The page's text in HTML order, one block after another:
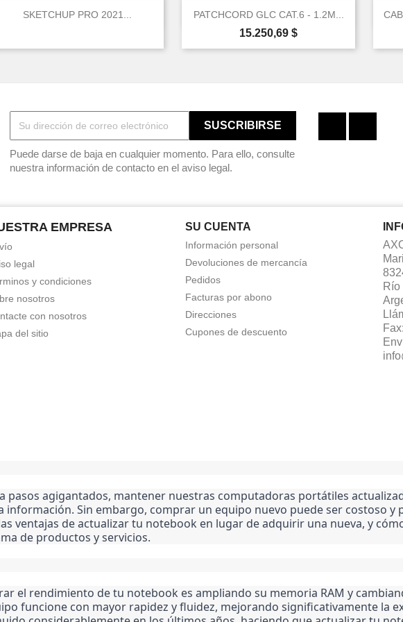
SKETCHUP PRO 2021...
Vista rápida PATCHCORD GLC CAT.6 - 1.2M...
Precio
15.250,69 $
Vista rápida
Puede darse de baja en cualquier momento. Para ello, consulte
nuestra información de contacto en el aviso legal.
EMPRESA
legal
y condiciones
nosotros
con nosotros
del sitio
SU CUENTA
Información personal
Devoluciones de mercancía
Pedidos
Facturas por abono
Direcciones
Cupones de descuento
Río
Fax:
pasos agigantados, mantener nuestras computadoras portátiles
Sin embargo, comprar un equipo nuevo puede ser costoso y
ventajas de actualizar tu notebook en lugar de adquirir una nueva, y
de productos y servicios.
el rendimiento de tu notebook es ampliando su memoria RAM y
funcione con mayor rapidez y fluidez, mejorando significativamente la